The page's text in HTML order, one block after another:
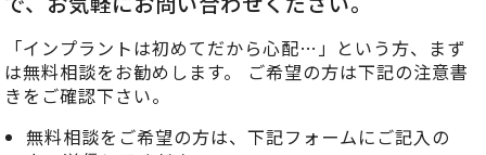
「インプラントは初めてだから心配…」という方、まず
は無料相談をお勧めします。 ご希望の方は下記の注意書
きをご確認下さい。
無料相談をご希望の方は、下記フォームにご記入の